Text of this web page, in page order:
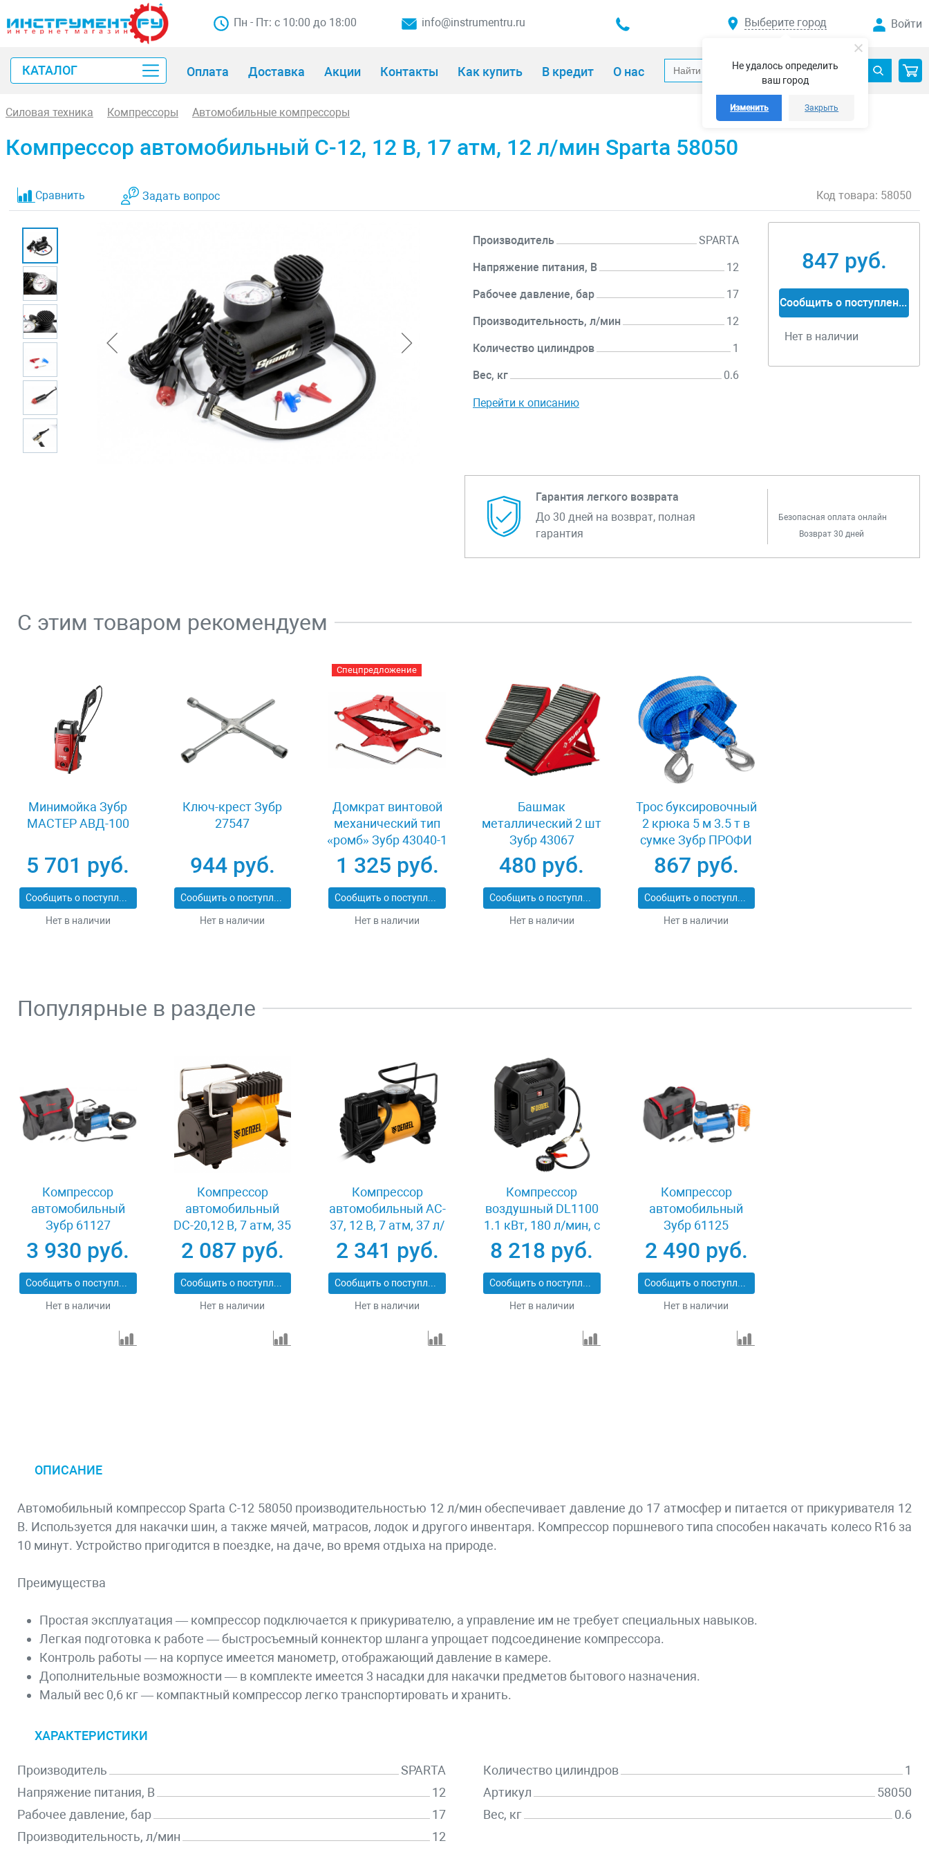
Не удалось определить
ваш город
Изменить Закрыть
Пн - Пт: с 10:00 до 18:00 info@instrumentru.ru Выберите город Войти
КАТАЛОГ Оплата Доставка Акции Контакты Как купить В кредит О нас
Силовая техника Компрессоры Автомобильные компрессоры
Компрессор автомобильный С-12, 12 В, 17 атм, 12 л/мин Sparta 58050
Сравнить Задать вопрос Код товара: 58050
Производитель SPARTA
Напряжение питания, В 12
Рабочее давление, бар 17
Производительность, л/мин 12
Количество цилиндров 1
Вес, кг 0.6
Перейти к описанию
847 руб.
Сообщить о поступлении
Нет в наличии
Гарантия легкого возврата
До 30 дней на возврат, полная
гарантия
Безопасная оплата онлайн
Возврат 30 дней
С этим товаром рекомендуем
Минимойка Зубр
МАСТЕР АВД-100
5 701 руб.
Сообщить о поступлении
Нет в наличии
Ключ-крест Зубр
27547
944 руб.
Сообщить о поступлении
Нет в наличии
Спецпредложение
Домкрат винтовой
механический тип
«ромб» Зубр 43040-1
1 325 руб.
Сообщить о поступлении
Нет в наличии
Башмак
металлический 2 шт
Зубр 43067
480 руб.
Сообщить о поступлении
Нет в наличии
Трос буксировочный
2 крюка 5 м 3.5 т в
сумке Зубр ПРОФИ
61215-3.5
867 руб.
Сообщить о поступлении
Нет в наличии
Популярные в разделе
Компрессор
автомобильный
Зубр 61127
3 930 руб.
Сообщить о поступлении
Нет в наличии
Компрессор
автомобильный
DС-20,12 В, 7 атм, 35
л/мин Denzel 58054
2 087 руб.
Сообщить о поступлении
Нет в наличии
Компрессор
автомобильный AC-
37, 12 В, 7 атм, 37 л/
мин, автомобильный
предохранитель
Denzel 58055
2 341 руб.
Сообщить о поступлении
Нет в наличии
Компрессор
воздушный DL1100
1.1 кВт, 180 л/мин, с
набором
аксессуаров Denzel
58005
8 218 руб.
Сообщить о поступлении
Нет в наличии
Компрессор
автомобильный
Зубр 61125
2 490 руб.
Сообщить о поступлении
Нет в наличии
ОПИСАНИЕ
Автомобильный компрессор Sparta C-12 58050 производительностью 12 л/мин обеспечивает давление до 17 атмосфер и питается от прикуривателя 12
В. Используется для накачки шин, а также мячей, матрасов, лодок и другого инвентаря. Компрессор поршневого типа способен накачать колесо R16 за
10 минут. Устройство пригодится в поездке, на даче, во время отдыха на природе.
Преимущества
Простая эксплуатация — компрессор подключается к прикуривателю, а управление им не требует специальных навыков.
Легкая подготовка к работе — быстросъемный коннектор шланга упрощает подсоединение компрессора.
Контроль работы — на корпусе имеется манометр, отображающий давление в камере.
Дополнительные возможности — в комплекте имеется 3 насадки для накачки предметов бытового назначения.
Малый вес 0,6 кг — компактный компрессор легко транспортировать и хранить.
ХАРАКТЕРИСТИКИ
Производитель
SPARTA
Напряжение питания, В
12
Рабочее давление, бар
17
Производительность, л/мин
12
Количество цилиндров
1
Артикул
58050
Вес, кг
0.6